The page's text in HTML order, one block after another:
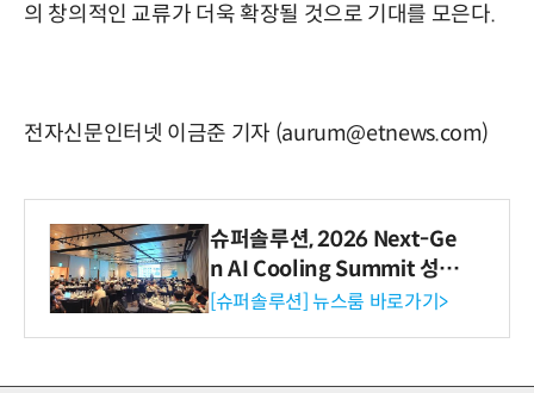
의 창의적인 교류가 더욱 확장될 것으로 기대를 모은다.
전자신문인터넷 이금준 기자 (aurum@etnews.com)
슈퍼솔루션, 2026 Next-Ge
n AI Cooling Summit 성황
리 성료
[슈퍼솔루션] 뉴스룸 바로가기>